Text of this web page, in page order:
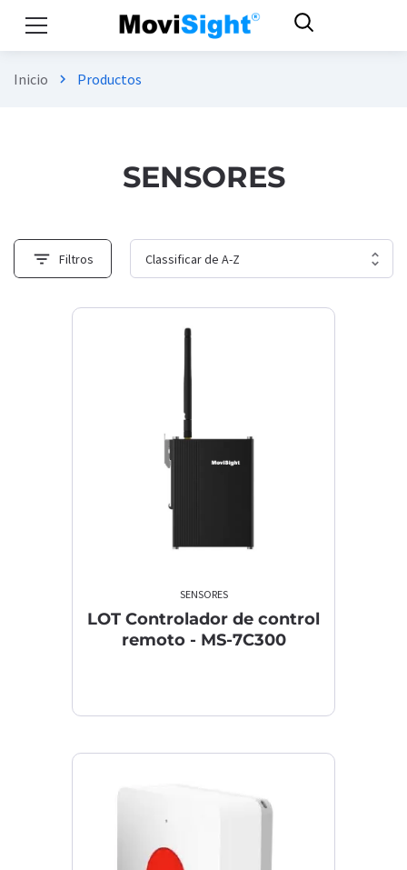
Inicio chevron_right Productos
SENSORES
filter_list Filtros
SENSORES
LOT Controlador de control
remoto - MS-7C300